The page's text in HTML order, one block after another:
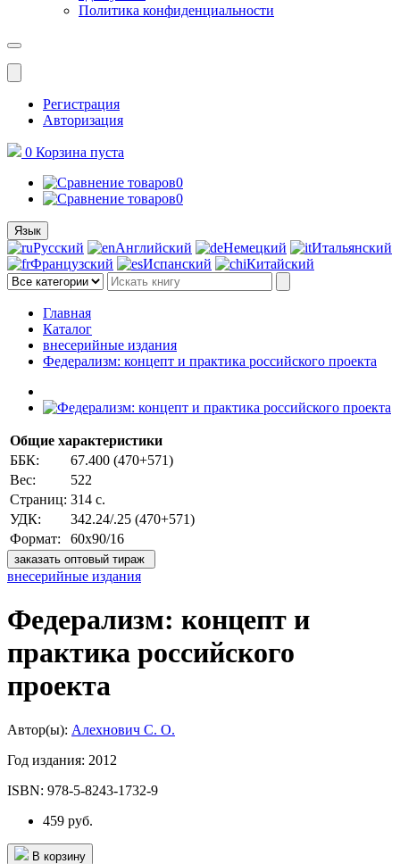
Политика конфиденциальности
Меню
Регистрация
Авторизация
0 Корзина пуста
0
0
Язык
Русский Английский Немецкий
Итальянский
Французский
Испанский Китайский
Главная
Каталог
внесерийные издания
Федерализм: концепт и практика российского проекта
Общие характеристики
ББК:
67.400 (470+571)
Вес:
522
Страниц: 314 с.
УДК:
342.24/.25 (470+571)
Формат:
60х90/16
заказать оптовый тираж
внесерийные издания
Федерализм: концепт и
практика российского
проекта
Автор(ы): Алехнович С. О.
Год издания: 2012
ISBN: 978-5-8243-1732-9
459 руб.
В корзину